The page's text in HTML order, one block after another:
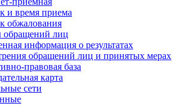
и время приема
обжалования
обращений лиц
информация о результатах
обращений лиц и принятых мерах
правовая база
карта
сети